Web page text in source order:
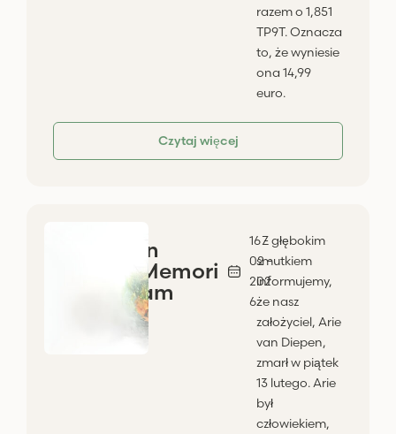
razem o 1,851
TP9T. Oznacza
to, że wyniesie
ona 14,99
euro.
Czytaj więcej
In
Memori
am
16 -
02 -
202
6
Z głębokim
smutkiem
informujemy,
że nasz
założyciel, Arie
van Diepen,
zmarł w piątek
13 lutego. Arie
był
człowiekiem,